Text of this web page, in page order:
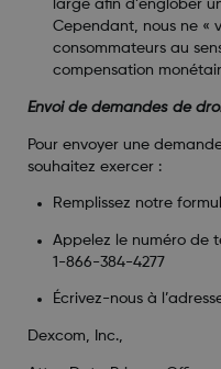
large afin d’englober
Cependant, nous ne «
consommateurs au
compensation
Envoi de demandes de
Pour envoyer une
souhaitez exercer :
Remplissez notre
Appelez le numéro de
1-866-384-4277
Écrivez-nous à
Dexcom, Inc.,